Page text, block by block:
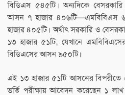
বিডিএস ৫৪৫টি। অন্যদিকে
আসন ৭ হাজার ৪০৬টি—এমবিবিএস
হাজার ৪০৫টি। অর্থাৎ সরকারি ও
১৩ হাজার ৫১টি, যেখানে
বিডিএসের আসন ৯৫০টি।
এই ১৩ হাজার ৫১টি আসনের বিপরীতে
ভর্তি পরীক্ষায় আবেদন করেছেন ১